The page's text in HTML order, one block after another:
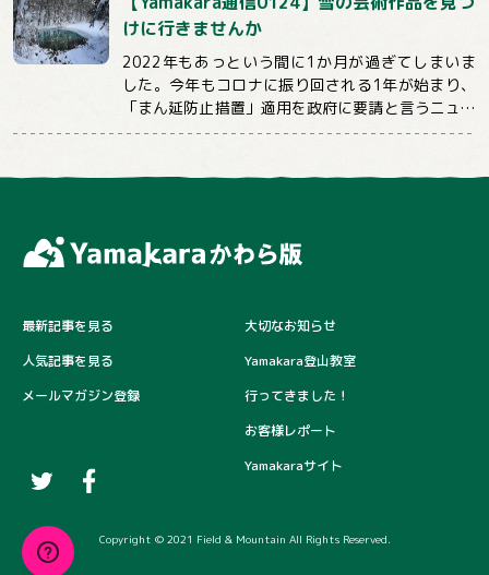
けに行きませんか
2022年もあっという間に1か月が過ぎてしまいま
した。今年もコロナに振り回される1年が始まり、
「まん延防止措置」適用を政府に要請と言うニュー
スばかり目にする日々が続いていますが、コロ...
最新記事を見る
人気記事を見る
メールマガジン登録
大切なお知らせ
Yamakara登山教室
行ってきました！
お客様レポート
Yamakaraサイト
Copyright © 2021 Field & Mountain All Rights Reserved.